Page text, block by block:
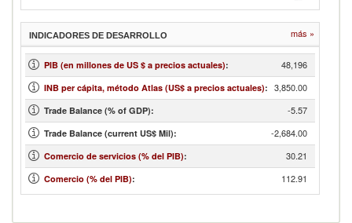
INDICADORES DE DESARROLLO más »
PIB (en millones de US $ a precios actuales): 48,196
INB per cápita, método Atlas (US$ a precios actuales): 3,850.00
Trade Balance (% of GDP): -5.57
Trade Balance (current US$ Mil): -2,684.00
Comercio de servicios (% del PIB): 30.21
Comercio (% del PIB): 112.91